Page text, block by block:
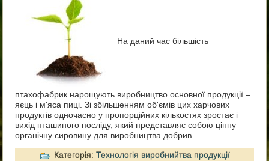
На даний час більшість
птахофабрик нарощують виробництво основної продукції –
яєць і м'яса пиці. Зі збільшенням об'ємів цих харчових
продуктів одночасно у пропорційних кількостях зростає і
вихід пташиного посліду, який представляє собою цінну
органічну сировину для виробництва добрив.
Категорія: Технологія виробнийтва продукції